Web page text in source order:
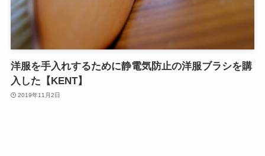
洋服を手入れするために静電気防止の洋服ブラシを購
入した【KENT】
2019年11月2日